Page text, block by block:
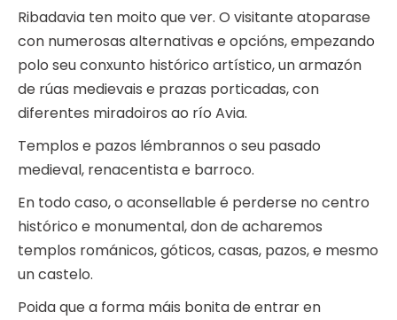
Ribadavia ten moito que ver. O visitante atoparase
con numerosas alternativas e opcións, empezando
polo seu conxunto histórico artístico, un armazón
de rúas medievais e prazas porticadas, con
diferentes miradoiros ao río Avia.
Templos e pazos lémbrannos o seu pasado
medieval, renacentista e barroco.
En todo caso, o aconsellable é perderse no centro
histórico e monumental, don de acharemos
templos románicos, góticos, casas, pazos, e mesmo
un castelo.
Poida que a forma máis bonita de entrar en